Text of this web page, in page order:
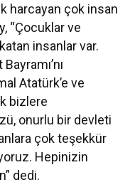
harcayan çok insan
“Çocuklar ve
insanlar var.
Atatürk’e ve
bizlere
onurlu bir devleti
çok teşekkür
Hepinizin
dedi.